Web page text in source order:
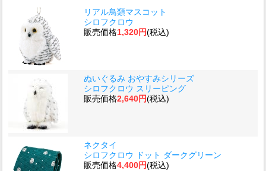
リアル鳥類マスコット
シロフクロウ
販売価格1,320円(税込)
ぬいぐるみ おやすみシリーズ
シロフクロウ スリーピング
販売価格2,640円(税込)
ネクタイ
シロフクロウ ドット ダークグリーン
販売価格4,400円(税込)